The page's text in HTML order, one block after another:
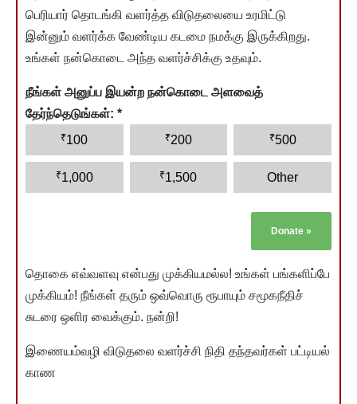
பெரியார் தொடங்கி வளர்த்த விடுதலையை உரமிட்டு
இன்னும் வளர்க்க வேண்டிய கடமை நமக்கு இருக்கிறது.
உங்கள் நன்கொடை அந்த வளர்ச்சிக்கு உதவும்.
நீங்கள் அனுப்ப இயன்ற நன்கொடை அளவைத்
தேர்ந்தெடுங்கள்: *
₹100 ₹200 ₹500
₹1,000 ₹1,500 Other
Donate »
தொகை எவ்வளவு என்பது முக்கியமல்ல! உங்கள் பங்களிப்பே
முக்கியம்! நீங்கள் தரும் ஒவ்வொரு ரூபாயும் சமூகநீதிச்
சுடரை ஒளிர வைக்கும். நன்றி!
இணையம்வழி விடுதலை வளர்ச்சி நிதி தந்தவர்கள் பட்டியல்
காண